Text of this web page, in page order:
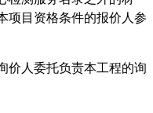
项目资格条件的报价人参
价人委托负责本工程的询